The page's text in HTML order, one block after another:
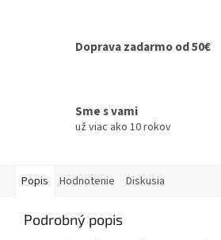
Doprava zadarmo od 50€
Sme s vami
už viac ako 10 rokov
Popis Hodnotenie Diskusia
Podrobný popis